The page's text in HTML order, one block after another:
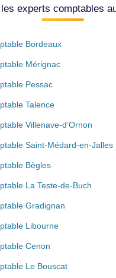
experts comptables
Bordeaux
Mérignac
Pessac
Talence
Villenave-d’Ornon
Saint-Médard-en-Jalles
Bègles
La Teste-de-Buch
Gradignan
Libourne
Cenon
Le Bouscat